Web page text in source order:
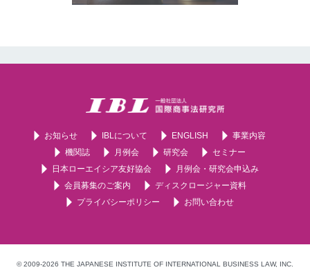
お知らせ IBLについて ENGLISH
事業内容
機関誌
月例会 研究会
セミナー
日本ローエイシア友好協会
月例会・研究会申込み
会員募集のご案内
ディスクロージャー資料
プライバシーポリシー
お問い合わせ
© 2009-2026 THE JAPANESE INSTITUTE OF INTERNATIONAL BUSINESS LAW, INC.